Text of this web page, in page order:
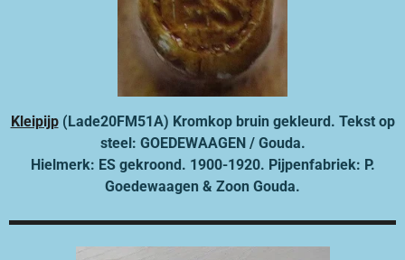
Kleipijp(Lade20FM51A) Kromkop bruin gekleurd. Tekst op
steel: GOEDEWAAGEN / Gouda.
Hielmerk: ES gekroond. 1900-1920. Pijpenfabriek: P.
Goedewaagen & Zoon Gouda.